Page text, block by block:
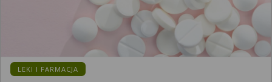
LEKI I FARMACJA